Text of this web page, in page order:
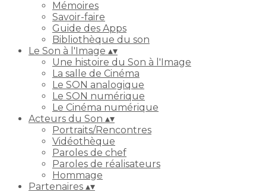
Mémoires
Savoir-faire
Guide des Apps
Bibliothèque du son
Le Son à l'Image ▴▾
Une histoire du Son à l'Image
La salle de Cinéma
Le SON analogique
Le SON numérique
Le Cinéma numérique
Acteurs du Son ▴▾
Portraits/Rencontres
Vidéothèque
Paroles de chef
Paroles de réalisateurs
Hommage
Partenaires ▴▾